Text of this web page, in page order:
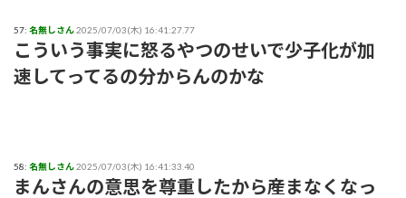
57: 名無しさん2025/07/03(木) 16:41:27.77
こういう事実に怒るやつのせいで少子化が加
速してってるの分からんのかな
58: 名無しさん2025/07/03(木) 16:41:33.40
まんさんの意思を尊重したから産まなくなっ